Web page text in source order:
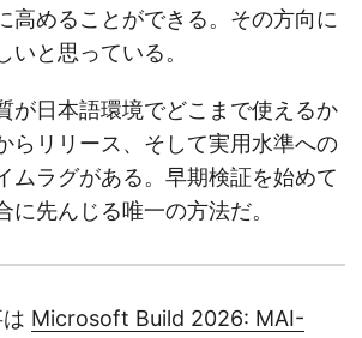
高めることができる。その方向に
いと思っている。
が日本語環境でどこまで使えるか
らリリース、そして実用水準への
ムラグがある。早期検証を始めて
に先んじる唯一の方法だ。
Microsoft Build 2026: MAI-